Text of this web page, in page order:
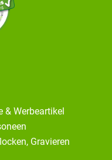
& Werbeartikel
Gravieren